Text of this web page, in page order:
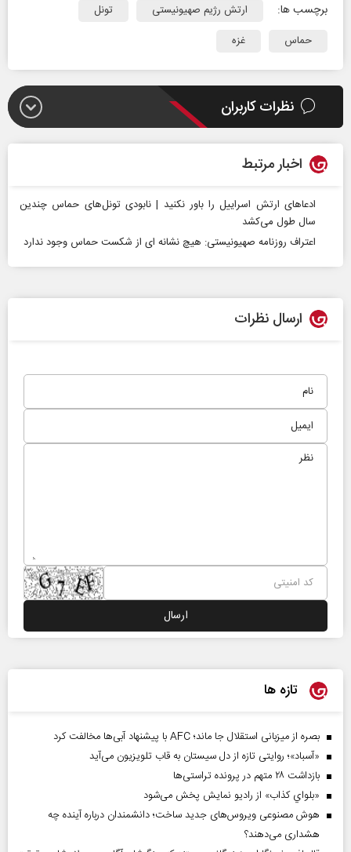
برچسب ها: ارتش رژیم صهیونیستی
تونل
حماس
غزه
نظرات کاربران
اخبار مرتبط
ادعاهای ارتش اسراییل را باور نکنید | نابودی تونل‌های حماس چندین
سال طول می‌کشد
اعتراف روزنامه صهیونیستی: هیچ نشانه ای از شکست حماس وجود ندارد
ارسال نظرات
تازه ها
بصره از میزبانی استقلال جا ماند؛ AFC با پیشنهاد آبی‌ها مخالفت کرد
«آسباد»؛ روایتی تازه از دل سیستان به قاب تلویزیون می‌آید
بازداشت ۲۸ متهم در پرونده تراستی‌ها
«بلواي کذاب» از رادیو نمایش پخش می‌شود
هوش مصنوعی ویروس‌های جدید ساخت؛ دانشمندان درباره آینده چه
هشداری می‌دهند؟